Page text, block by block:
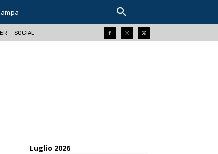
SOCIAL
Luglio 2026